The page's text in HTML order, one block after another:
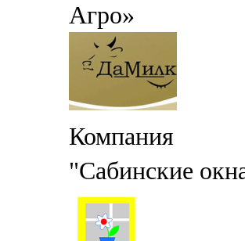
Агро»
Компания
"Сабинские